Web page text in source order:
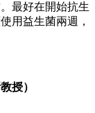
最好在開始抗生
用益生菌兩週，
授）